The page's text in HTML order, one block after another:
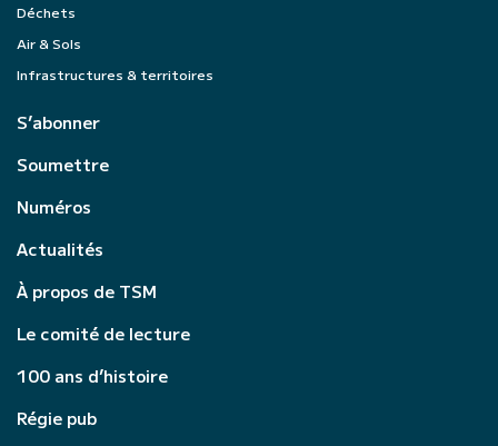
Déchets
Air & Sols
Infrastructures & territoires
S’abonner
Soumettre
Numéros
Actualités
À propos de TSM
Le comité de lecture
100 ans d’histoire
Régie pub